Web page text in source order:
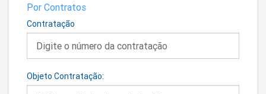
Por Contratos
Contratação
Objeto Contratação: